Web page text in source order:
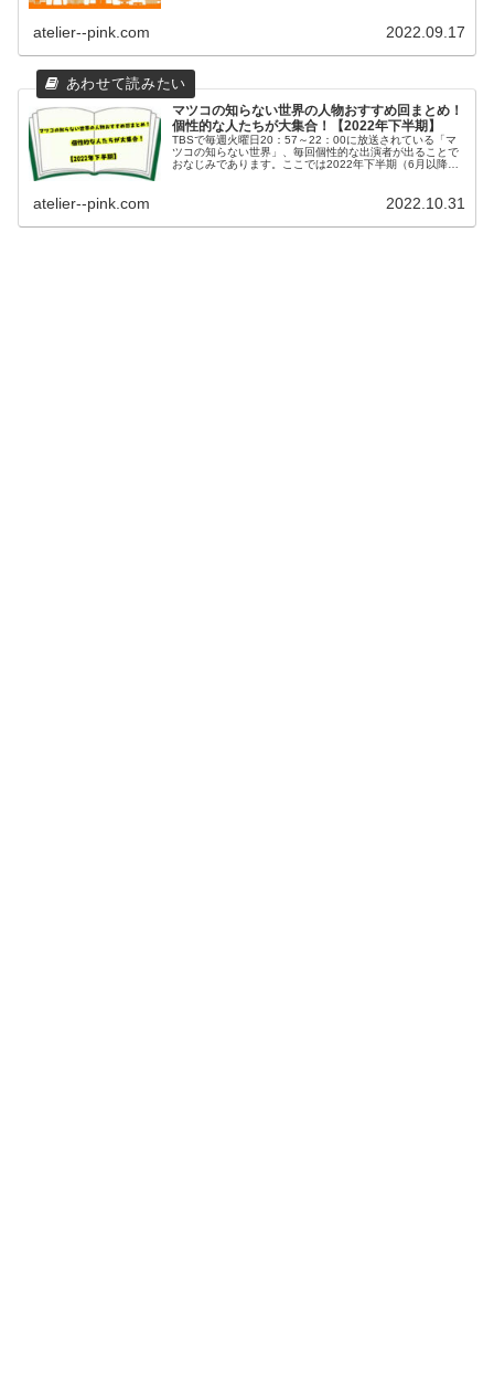
atelier--pink.com 2022.09.17
マツコの知らない世界の人物おすすめ回まとめ！
個性的な人たちが大集合！【2022年下半期】
TBSで毎週火曜日20：57～22：00に放送されている「マ
ツコの知らない世界」、毎回個性的な出演者が出ることで
おなじみであります。ここでは2022年下半期（6月以降）
atelier--pink.com 2022.10.31